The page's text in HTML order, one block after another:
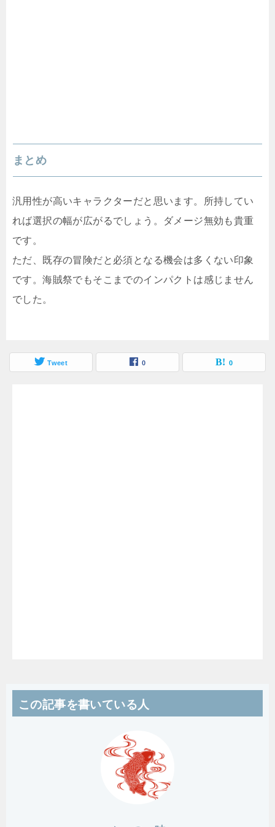
まとめ
汎用性が高いキャラクターだと思います。所持してい
れば選択の幅が広がるでしょう。ダメージ無効も貴重
です。
ただ、既存の冒険だと必須となる機会は多くない印象
です。海賊祭でもそこまでのインパクトは感じません
でした。
Tweet 0 0
この記事を書いている人